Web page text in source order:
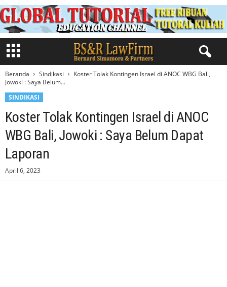
Beranda Sindikasi
Koster Tolak Kontingen Israel di ANOC WBG Bali,
Jowoki : Saya Belum...
SINDIKASI
Koster Tolak Kontingen Israel di ANOC
WBG Bali, Jowoki : Saya Belum Dapat
Laporan
April 6, 2023